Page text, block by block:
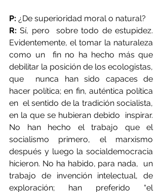
P: ¿De superioridad moral o natural?
R: Sí, pero  sobre todo de estupidez.
Evidentemente, el tomar la naturaleza
como un  fin no ha hecho más que
debilitar la posición de los ecologistas,
que  nunca han sido capaces de
hacer política; en fin, auténtica política
en  el sentido de la tradición socialista,
en la que se hubieran debido  inspirar.
No han hecho el trabajo que el
socialismo primero, el marxismo
después y luego la socialdemocracia
hicieron. No ha habido, para nada,  un
trabajo de invención intelectual, de
exploración; han preferido “el